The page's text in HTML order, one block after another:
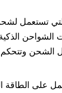
تستعمل
الشواحن
الشحن
على الطاقة